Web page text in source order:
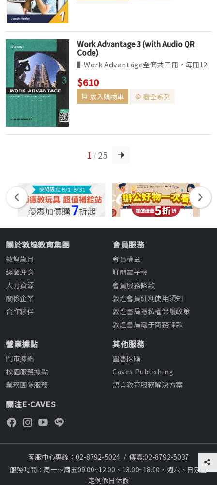
Work Advantage 3 (with Audio QR
Code)
▌Work Advantage全套共三冊，每冊12
單元，4回Review單元。每單元涵蓋聽說
讀寫及文法的訓練。 ▌內容實用，適合準
備踏入職場的大學生、初入職場的新鮮人、
$610
放入購物車 看全系列
1 / 25
關於敦煌教育集團
敦煌歲月
經營理念
人力資源
關係企業
合作夥伴
會員服務
會員權益
訂閱電子報
會員服務條款
敦煌會員紅利使用須知
敦煌書局隱私權保護政策
敦煌書局電子商務條款
營業據點
門市據點
校園服務據點
業務團隊服務
其他服務
圖書採購
Caves Publishing
語言教育服務解決方案
關注E-CAVES
客服中心專線：02-8792-5024 / 傳真:02-8792-5037
服務時間：周一～周五09:00~12:00、13:00~18:00，週六、日及國
定例假日休假